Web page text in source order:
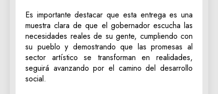
‎Es importante destacar que esta entrega es una
muestra clara de que el gobernador escucha las
necesidades reales de su gente, cumpliendo con
su pueblo y demostrando que las promesas al
sector artístico se transforman en realidades,
seguirá avanzando por el camino del desarrollo
social.